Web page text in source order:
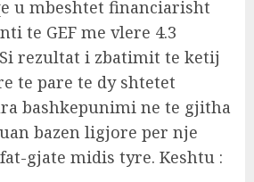
u mbeshtet financiarisht
te GEF me vlere 4.3
rezultat i zbatimit te ketij
te pare te dy shtetet
bashkepunimi ne te gjitha
bazen ligjore per nje
gjate midis tyre. Keshtu :